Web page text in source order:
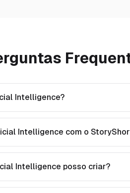
Intelligence?
Intelligence com o
Intelligence posso criar?